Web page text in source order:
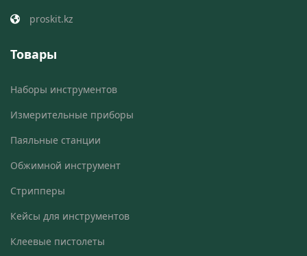
proskit.kz
Товары
Наборы инструментов
Измерительные приборы
Паяльные станции
Обжимной инструмент
Стрипперы
Кейсы для инструментов
Клеевые пистолеты